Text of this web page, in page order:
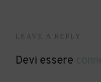
LEAVE A REPLY
Devi essere